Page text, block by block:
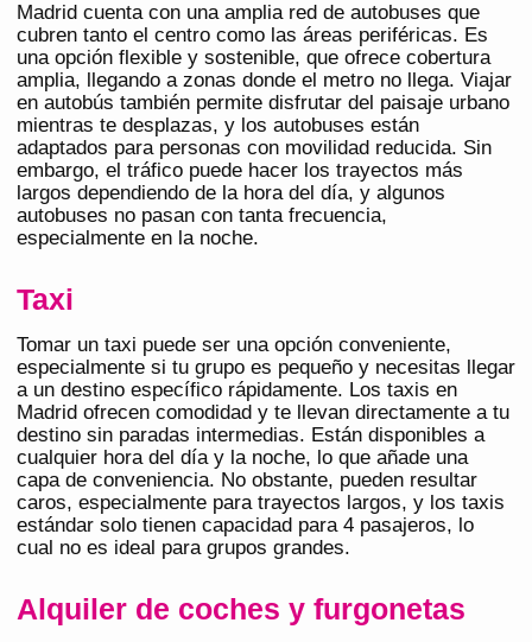
Madrid cuenta con una amplia red de autobuses que
cubren tanto el centro como las áreas periféricas. Es
una opción flexible y sostenible, que ofrece cobertura
amplia, llegando a zonas donde el metro no llega. Viajar
en autobús también permite disfrutar del paisaje urbano
mientras te desplazas, y los autobuses están
adaptados para personas con movilidad reducida. Sin
embargo, el tráfico puede hacer los trayectos más
largos dependiendo de la hora del día, y algunos
autobuses no pasan con tanta frecuencia,
especialmente en la noche.
Taxi
Tomar un taxi puede ser una opción conveniente,
especialmente si tu grupo es pequeño y necesitas llegar
a un destino específico rápidamente. Los taxis en
Madrid ofrecen comodidad y te llevan directamente a tu
destino sin paradas intermedias. Están disponibles a
cualquier hora del día y la noche, lo que añade una
capa de conveniencia. No obstante, pueden resultar
caros, especialmente para trayectos largos, y los taxis
estándar solo tienen capacidad para 4 pasajeros, lo
cual no es ideal para grupos grandes.
Alquiler de coches y furgonetas